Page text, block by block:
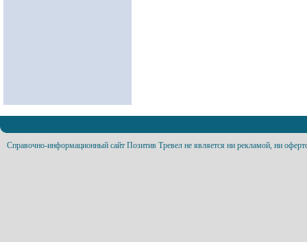
Справочно-информационный сайт Позитив Тревел не является ни рекламой, ни